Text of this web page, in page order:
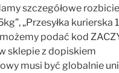
szczegółowe
„Przesyłka kurierska
podać kod
sklepie z dopiskiem
musi być globalnie